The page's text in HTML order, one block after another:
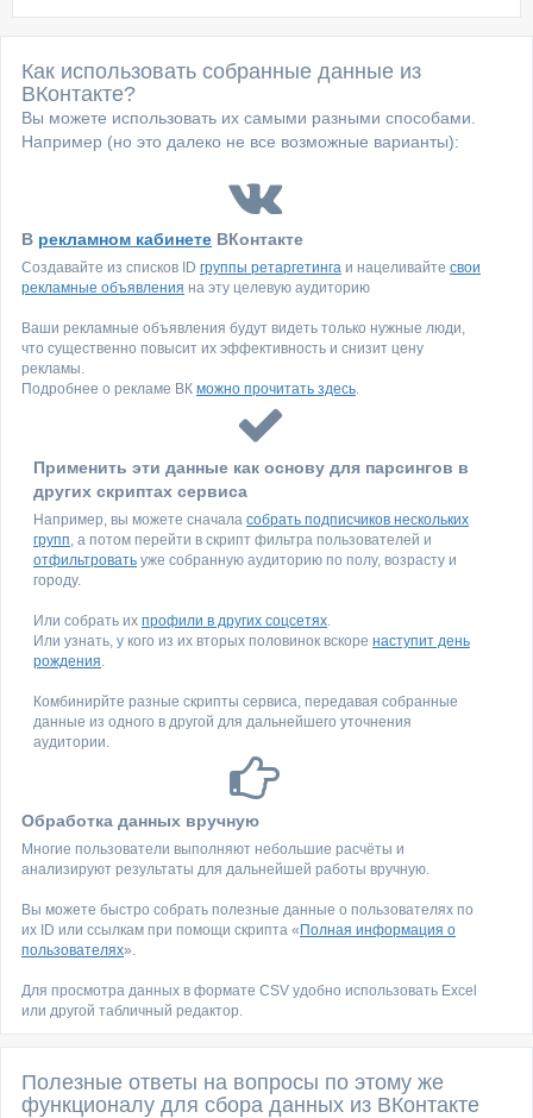
Как использовать собранные данные из
ВКонтакте?
Вы можете использовать их самыми разными способами.
Например (но это далеко не все возможные варианты):
В рекламном кабинете ВКонтакте
Создавайте из списков ID группы ретаргетинга и нацеливайте свои
рекламные объявления на эту целевую аудиторию
Ваши рекламные объявления будут видеть только нужные люди,
что существенно повысит их эффективность и снизит цену
рекламы.
Подробнее о рекламе ВК можно прочитать здесь.
Применить эти данные как основу для парсингов в
других скриптах сервиса
Например, вы можете сначала собрать подписчиков нескольких
групп, а потом перейти в скрипт фильтра пользователей и
отфильтровать уже собранную аудиторию по полу, возрасту и
городу.
Или собрать их профили в других соцсетях.
Или узнать, у кого из их вторых половинок вскоре наступит день
рождения.
Комбинирйте разные скрипты сервиса, передавая собранные
данные из одного в другой для дальнейшего уточнения
аудитории.
Обработка данных вручную
Многие пользователи выполняют небольшие расчёты и
анализируют результаты для дальнейшей работы вручную.
Вы можете быстро собрать полезные данные о пользователях по
их ID или ссылкам при помощи скрипта « Полная информация о
пользователях».
Для просмотра данных в формате CSV удобно использовать Excel
или другой табличный редактор.
Полезные ответы на вопросы по этому же
функционалу для сбора данных из ВКонтакте